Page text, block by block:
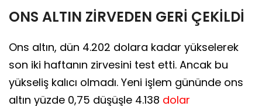
ONS ALTIN ZİRVEDEN GERİ ÇEKİLDİ
Ons altın, dün 4.202 dolara kadar yükselerek
son iki haftanın zirvesini test etti. Ancak bu
yükseliş kalıcı olmadı. Yeni işlem gününde ons
altın yüzde 0,75 düşüşle 4.138 dolar